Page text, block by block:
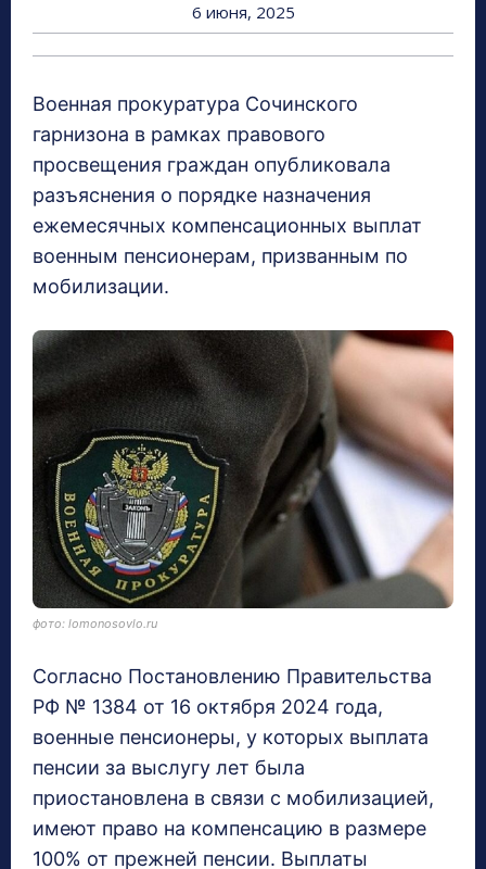
6 июня, 2025
Военная прокуратура Сочинского
гарнизона в рамках правового
просвещения граждан опубликовала
разъяснения о порядке назначения
ежемесячных компенсационных выплат
военным пенсионерам, призванным по
мобилизации.
фото: lomonosovlo.ru
Согласно Постановлению Правительства
РФ № 1384 от 16 октября 2024 года,
военные пенсионеры, у которых выплата
пенсии за выслугу лет была
приостановлена в связи с мобилизацией,
имеют право на компенсацию в размере
100% от прежней пенсии. Выплаты